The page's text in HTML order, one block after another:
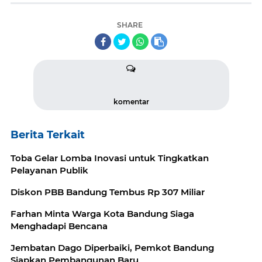
SHARE
komentar
Berita Terkait
Toba Gelar Lomba Inovasi untuk Tingkatkan
Pelayanan Publik
Diskon PBB Bandung Tembus Rp 307 Miliar
Farhan Minta Warga Kota Bandung Siaga
Menghadapi Bencana
Jembatan Dago Diperbaiki, Pemkot Bandung